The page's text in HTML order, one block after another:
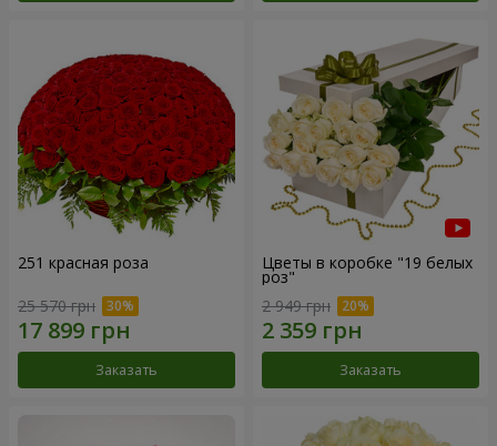
251 красная роза
25 570 грн
Заказать
Цветы в коробке "19 белых
роз"
2 949 грн
Заказать